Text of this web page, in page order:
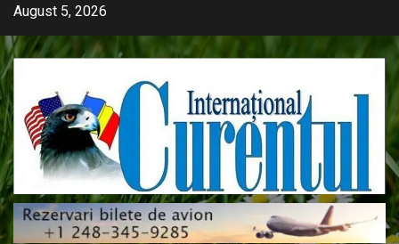
Skip
content
August 5, 2026